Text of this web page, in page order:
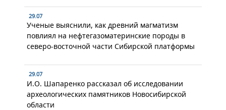
29.07
Ученые выяснили, как древний магматизм
повлиял на нефтегазоматеринские породы в
северо-восточной части Сибирской платформы
29.07
И.О. Шапаренко рассказал об исследовании
археологических памятников Новосибирской
области